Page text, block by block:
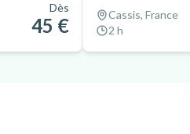
Dès
45 €
Cassis, France
2 h